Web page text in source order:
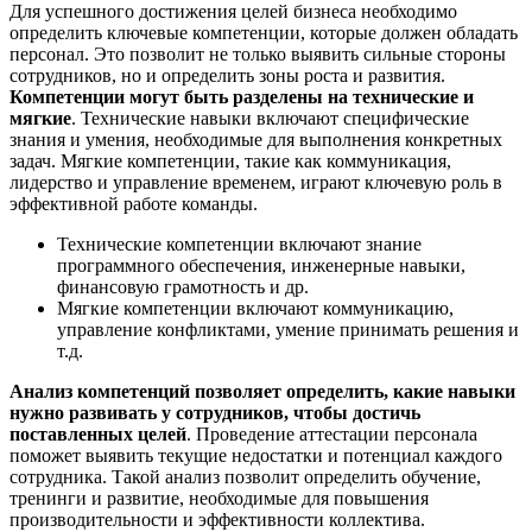
Для успешного достижения целей бизнеса необходимо
определить ключевые компетенции, которые должен обладать
персонал. Это позволит не только выявить сильные стороны
сотрудников, но и определить зоны роста и развития.
Компетенции могут быть разделены на технические и
мягкие. Технические навыки включают специфические
знания и умения, необходимые для выполнения конкретных
задач. Мягкие компетенции, такие как коммуникация,
лидерство и управление временем, играют ключевую роль в
эффективной работе команды.
Технические компетенции включают знание
программного обеспечения, инженерные навыки,
финансовую грамотность и др.
Мягкие компетенции включают коммуникацию,
управление конфликтами, умение принимать решения и
т.д.
Анализ компетенций позволяет определить, какие навыки
нужно развивать у сотрудников, чтобы достичь
поставленных целей. Проведение аттестации персонала
поможет выявить текущие недостатки и потенциал каждого
сотрудника. Такой анализ позволит определить обучение,
тренинги и развитие, необходимые для повышения
производительности и эффективности коллектива.